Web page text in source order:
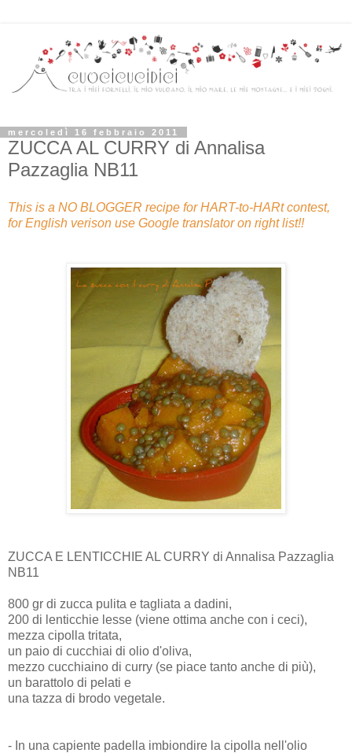
mercoledì 16 febbraio 2011
ZUCCA AL CURRY di Annalisa
Pazzaglia NB11
This is a NO BLOGGER recipe for HART-to-HARt contest,
for English verison use Google translator on right list!!
ZUCCA E LENTICCHIE AL CURRY di Annalisa Pazzaglia
NB11
800 gr di zucca pulita e tagliata a dadini,
200 di lenticchie lesse (viene ottima anche con i ceci),
mezza cipolla tritata,
un paio di cucchiai di olio d'oliva,
mezzo cucchiaino di curry (se piace tanto anche di più),
un barattolo di pelati e
una tazza di brodo vegetale.
- In una capiente padella imbiondire la cipolla nell'olio